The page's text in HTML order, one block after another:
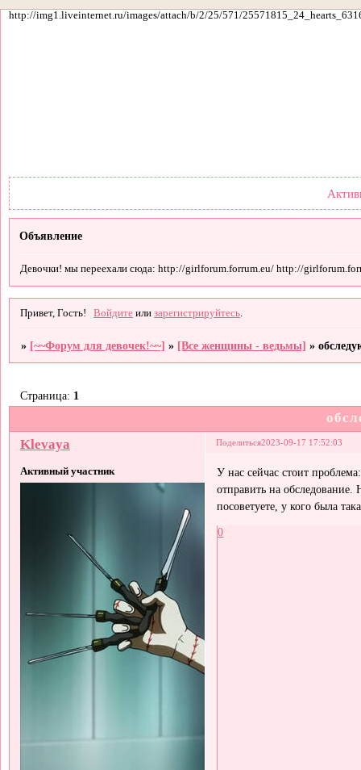
http://img1.liveinternet.ru/images/attach/b/2/25/571/
Объявление
Девочки! мы переехали сюда: http://girlforum.forrum.eu/ http://
Привет, Гость! Войдите илизарегистрируйтесь
» [~~Форум для девочек!~~] » [Все женщины - ведьмы] »
Страница: 1
Поделиться2023-09-17 17:52:03
Klevaya
Активный участник
У нас сейчас стоит
отправить на обследование.
посоветуете, у кого была
0